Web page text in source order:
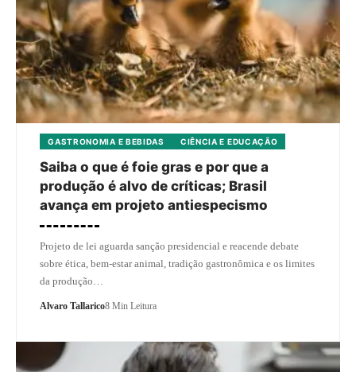
GASTRONOMIA E BEBIDAS CIÊNCIA E EDUCAÇÃO
Saiba o que é foie gras e por que a
produção é alvo de críticas; Brasil
avança em projeto antiespecismo
Projeto de lei aguarda sanção presidencial e reacende debate
sobre ética, bem-estar animal, tradição gastronômica e os limites
da produção…
Alvaro Tallarico8 Min Leitura